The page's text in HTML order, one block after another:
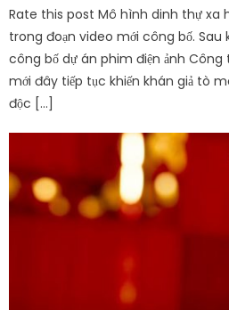
Rate this post Mô hình dinh thự xa
trong đoạn video mới công bố. Sau
công bố dự án phim điện ảnh Công
mới đây tiếp tục khiến khán giả tò
độc […]